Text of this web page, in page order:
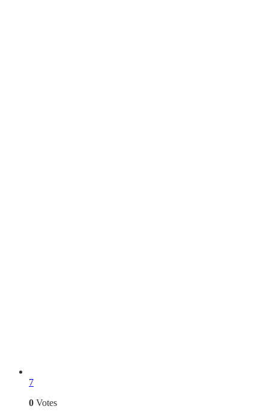
7
0 Votes